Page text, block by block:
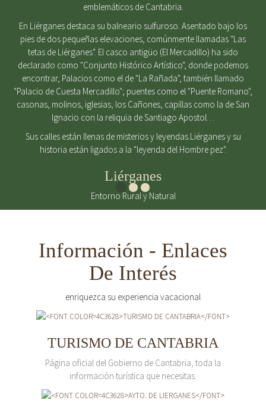
emblemáticos de Cantabria.
En Liérganes destaca su balneario sulfuroso. Asentado bajo los
pies de dos pequeñas elevaciones, comúnmente llamadas "Las
tetas de Liérganes". El casco antigüo (El Mercadillo) ha sido
declarado como "Conjunto Histórico Artístico", donde podemos
encontrar, Palacios como el de "La Rañada", también llamado
"Palacio de Cuesta Mercadillo"; puentes como el "Puente Romano",
casonas, molinos, iglesias, los Cañones, capillas como la de San
Ignacio con la reliquia de Santiago Apostol…
Sus calles están llenas de misterios y leyendas.Liérganes y su
historia están ligados a la "leyenda del Hombre pez".
Liérganes
Entorno Rural y Natural
Información - Enlaces
De Interés
enriquezca su experiencia vacacional
TURISMO DE CANTABRIA
Página oficial del Gobierno de Cantabria, toda la
información turística que necesitas.